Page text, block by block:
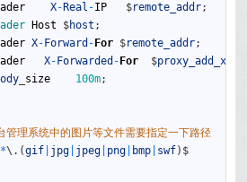
X- Real -IP $remote_addr;
Host $host ;
X- Forward - For $remote_addr;
X- Forwarded - For $
size 100m;
管理系统中的图片等文件需要指定一下路径
*\ . (gif jpg jpeg png bmp swf) $